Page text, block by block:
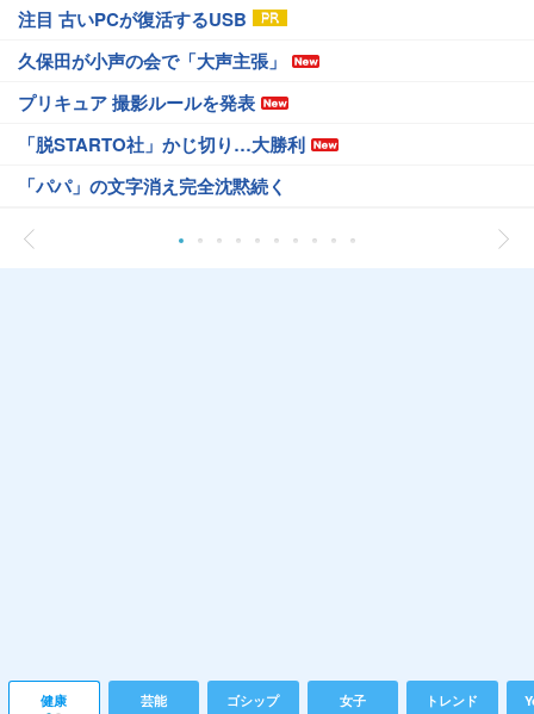
注目 古いPCが復活するUSB
久保田が小声の会で「大声主張」
プリキュア 撮影ルールを発表
「脱STARTO社」かじ切り…大勝利
「パパ」の文字消え完全沈黙続く
健康 芸能 ゴシップ 女子 トレンド